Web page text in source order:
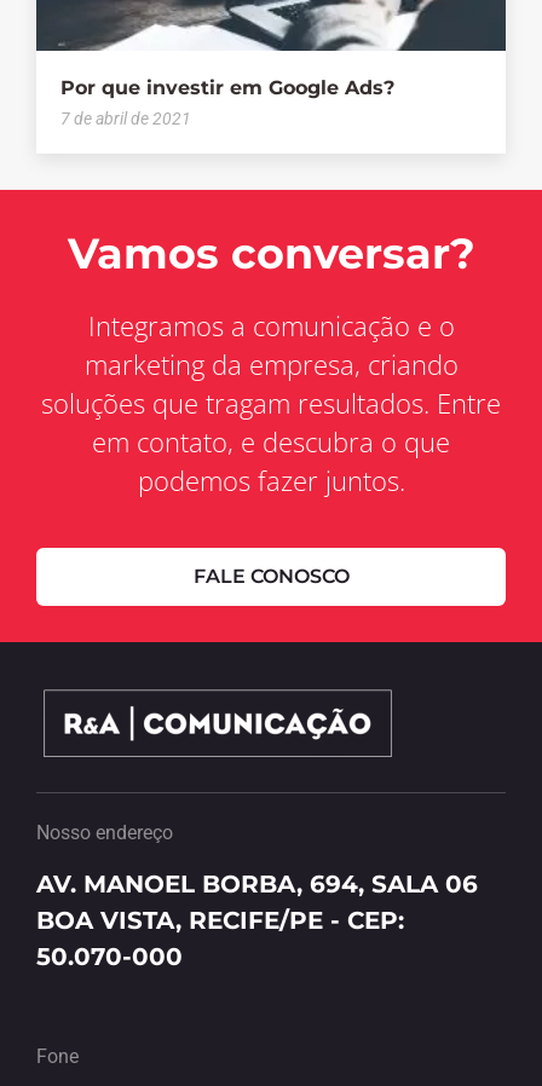
Por que investir em Google Ads?
7 de abril de 2021
Nosso endereço
AV. MANOEL BORBA, 694, SALA 06
BOA VISTA, RECIFE/PE - CEP:
50.070-000
Fone
Vamos conversar?
Integramos a comunicação e o
marketing da empresa, criando
soluções que tragam resultados. Entre
em contato, e descubra o que
podemos fazer juntos.
FALE CONOSCO